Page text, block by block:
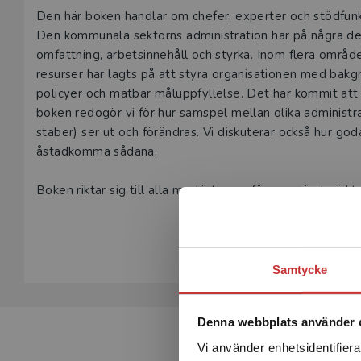
Samtycke
Denna webbplats använder
Vi använder
Beskrivning
Den här boken handlar om chefer, experter och
Den kommunala sektorns administration har på några
omfattning, arbetsinnehåll och styrka. Inom flera
resurser har lagts på att styra organisationen med
policyer och mätbar måluppfyllelse. Det har kommit
boken redogör vi för hur samspel mellan olika
staber) ser ut och förändras. Vi diskuterar också hur
åstadkomma sådana.
Boken riktar sig till alla med intresse för
med ledning och administration i kommuner.